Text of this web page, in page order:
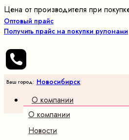
Цена от производителя при
Оптовый прайс
Получить прайс на покупки рулонами
Ваш город: Новосибирск
О компании
О компании
Новости